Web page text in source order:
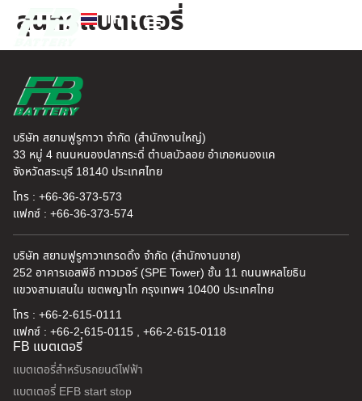
TH
EN
สุนทรแบตเตอรี่
บริษัท สยามฟูรูกาวา จำกัด (สำนักงานใหญ่)
33 หมู่ 4 ถนนหนองปลากระดี่ ตำบลบัวลอย อำเภอหนองแค
จังหวัดสระบุรี 18140 ประเทศไทย
โทร : +66-36-373-573
แฟกซ์ : +66-36-373-574
บริษัท สยามฟูรูกาวาเทรดดิ้ง จำกัด (สำนักงานขาย)
252 อาคารเอสพีอี ทาวเวอร์ (SPE Tower) ชั้น 11 ถนนพหลโยธิน
แขวงสามเสนใน เขตพญาไท กรุงเทพฯ 10400 ประเทศไทย
โทร : +66-2-615-0111
แฟกซ์ : +66-2-615-0115 , +66-2-615-0118
FB แบตเตอรี่
แบตเตอรี่สำหรับรถยนต์ไฟฟ้า
แบตเตอรี่ EFB start stop